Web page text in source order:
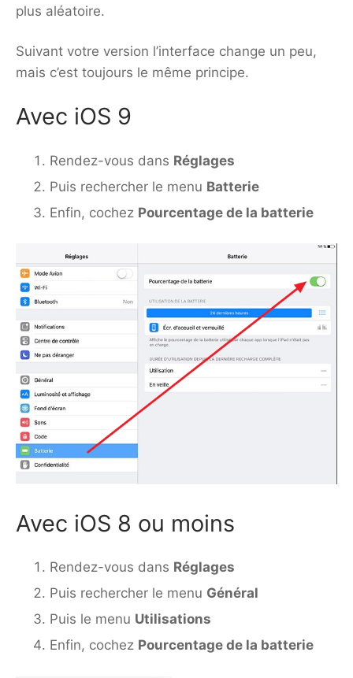
plus aléatoire.
Suivant votre version l’interface change un peu,
mais c’est toujours le même principe.
Avec iOS 9
Rendez-vous dans Réglages
Puis rechercher le menu Batterie
Enfin, cochez Pourcentage de la batterie
Avec iOS 8 ou moins
Rendez-vous dans Réglages
Puis rechercher le menu Général
Puis le menu Utilisations
Enfin, cochez Pourcentage de la batterie